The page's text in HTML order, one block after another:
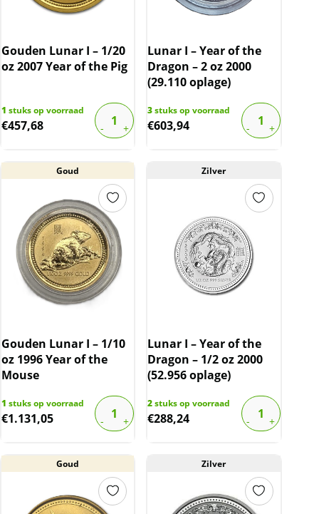
Gouden Lunar I – 1/20
oz 2007 Year of the Pig
1 stuks op voorraad
€457,68
Lunar I – Year of the
Dragon – 2 oz 2000
(29.110 oplage)
3stuks op voorraad
€603,94
Goud
Gouden Lunar I – 1/10
oz 1996 Year of the
Mouse
1 stuks op voorraad
€1.131,05
Zilver
Lunar I – Year of the
Dragon – 1/2 oz 2000
(52.956 oplage)
2stuks op voorraad
€288,24
Goud Zilver